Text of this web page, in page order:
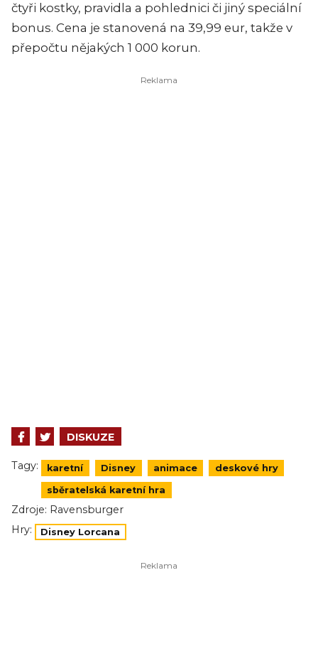
čtyři kostky, pravidla a pohlednici či jiný speciální
bonus. Cena je stanovená na 39,99 eur, takže v
přepočtu nějakých 1 000 korun.
DISKUZE
Tagy: karetní Disney animace deskové hry
sběratelská karetní hra
Zdroje: Ravensburger
Hry:
Disney Lorcana